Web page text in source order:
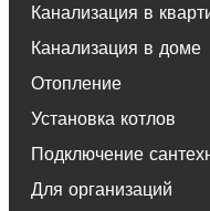
Канализация в
Канализация в доме
Отопление
Установка котлов
Подключение
Для организаций